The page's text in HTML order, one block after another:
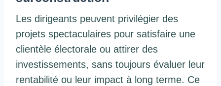
Les dirigeants peuvent privilégier des
projets spectaculaires pour satisfaire une
clientèle électorale ou attirer des
investissements, sans toujours évaluer leur
rentabilité ou leur impact à long terme. Ce